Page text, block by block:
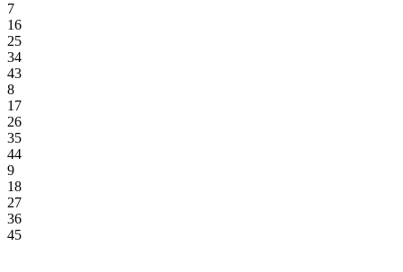
7
16
25
34
43
8
17
26
35
44
9
18
27
36
45